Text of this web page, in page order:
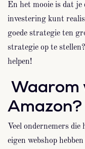
En het mooie is dat je
investering kunt
goede strategie ten
strategie op te
helpen!
Waarom
Amazon?
Veel ondernemers
eigen webshop